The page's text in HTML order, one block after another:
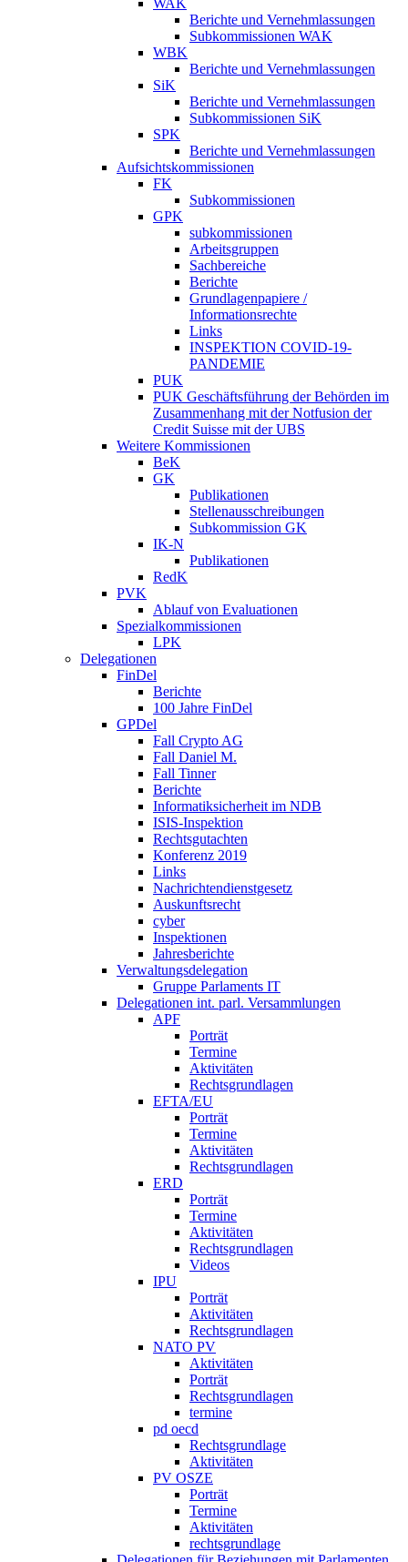
WAK
Berichte und Vernehmlassungen
Subkommissionen WAK
WBK
Berichte und Vernehmlassungen
SiK
Berichte und Vernehmlassungen
Subkommissionen SiK
SPK
Berichte und Vernehmlassungen
Aufsichtskommissionen
FK
Subkommissionen
GPK
subkommissionen
Arbeitsgruppen
Sachbereiche
Berichte
Grundlagenpapiere /
Informationsrechte
Links
INSPEKTION COVID-19-
PANDEMIE
PUK
PUK Geschäftsführung der Behörden im
Zusammenhang mit der Notfusion der
Credit Suisse mit der UBS
Weitere Kommissionen
BeK
GK
Publikationen
Stellenausschreibungen
Subkommission GK
IK-N
Publikationen
RedK
PVK
Ablauf von Evaluationen
Spezialkommissionen
LPK
Delegationen
FinDel
Berichte
100 Jahre FinDel
GPDel
Fall Crypto AG
Fall Daniel M.
Fall Tinner
Berichte
Informatiksicherheit ­im NDB
ISIS-Inspektion
Rechtsgutachten
Konferenz 2019
Links
Nachrichtendienstgesetz
Auskunftsrecht
cyber
Inspektionen
Jahresberichte
Verwaltungsdelegation
Gruppe Parlaments IT
Delegationen int. parl. Versammlungen
APF
Porträt
Termine
Aktivitäten
Rechtsgrundlagen
EFTA/EU
Porträt
Termine
Aktivitäten
Rechtsgrundlagen
ERD
Porträt
Termine
Aktivitäten
Rechtsgrundlagen
Videos
IPU
Porträt
Aktivitäten
Rechtsgrundlagen
NATO PV
Aktivitäten
Porträt
Rechtsgrundlagen
termine
pd oecd
Rechtsgrundlage
Aktivitäten
PV OSZE
Porträt
Termine
Aktivitäten
rechtsgrundlage